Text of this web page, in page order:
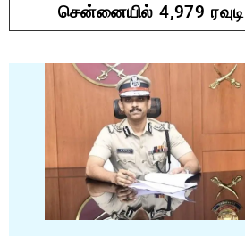
சென்னையில் 4,979